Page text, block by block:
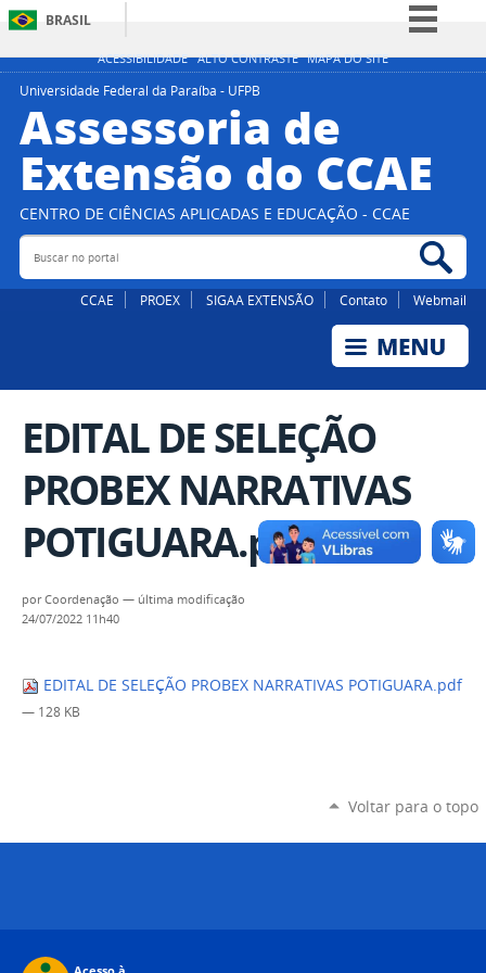
ACESSIBILIDADE ALTO CONTRASTE MAPA DO SITE
BRASIL
Simplifique!
Participe
Acesso à informação
Legislação
Canais
Universidade Federal da Paraíba - UFPB
Assessoria de
Extensão do CCAE
CENTRO DE CIÊNCIAS APLICADAS E EDUCAÇÃO - CCAE
Buscar no portal
CCAE PROEX SIGAA EXTENSÃO Contato Webmail
EDITAL DE SELEÇÃO
PROBEX NARRATIVAS
POTIGUARA.pdf
porCoordenação — última modificação
24/07/2022 11h40
EDITAL DE SELEÇÃO PROBEX NARRATIVAS POTIGUARA.pdf
— 128 KB
Voltar para o topo